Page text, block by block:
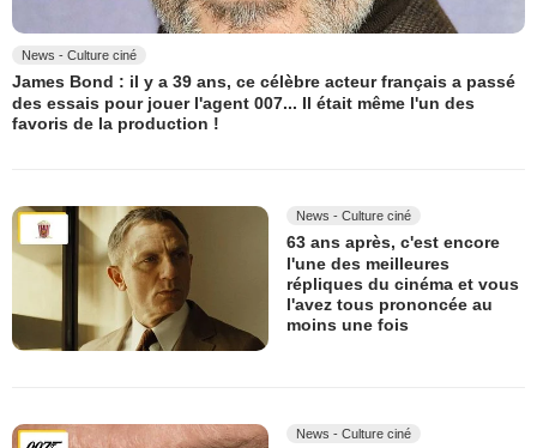
News - Culture ciné
James Bond : il y a 39 ans, ce célèbre acteur français a passé
des essais pour jouer l'agent 007... Il était même l'un des
favoris de la production !
News - Culture ciné
63 ans après, c'est encore
l'une des meilleures
répliques du cinéma et vous
l'avez tous prononcée au
moins une fois
News - Culture ciné